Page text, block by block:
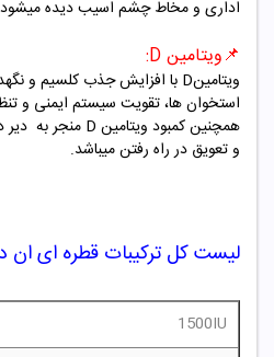
اداری و مخاط چشم اسیب دیده
📌ویتامینD
:
ویتامینD با افزایش جذب کلسیم و
استخوان ها، تقویت سیستم ایمنی و
همچنین کمبود ویتامین D منجر به دیر
و تعویق در راه رفتن میباشد.
لیست کل ترکیبات قطره ای ان